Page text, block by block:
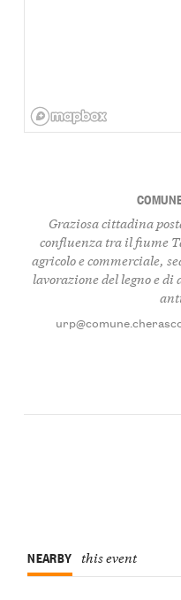
Graziosa cittadina
confluenza tra il fiume
agricolo e commerciale,
lavorazione del legno e di
NEARBY this event